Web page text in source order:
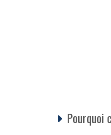
Pourquoi